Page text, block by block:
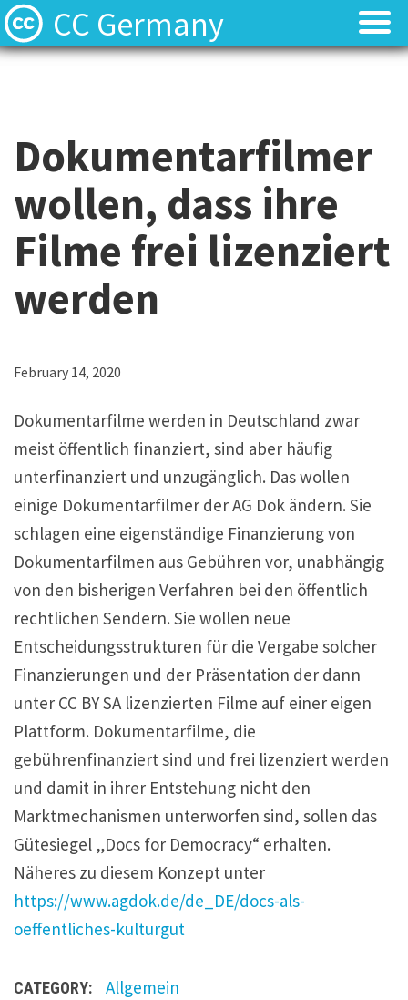
CC Germany
FAQ
⬈ Lizenzen
⬈ Urteilsdatenbank
FAQ
⬈ Lizenzen
⬈ Urteilsdatenbank
Dokumentarfilmer
wollen, dass ihre
Filme frei lizenziert
werden
February 14, 2020
Dokumentarfilme werden in Deutschland zwar
meist öffentlich finanziert, sind aber häufig
unterfinanziert und unzugänglich. Das wollen
einige Dokumentarfilmer der AG Dok ändern. Sie
schlagen eine eigenständige Finanzierung von
Dokumentarfilmen aus Gebühren vor, unabhängig
von den bisherigen Verfahren bei den öffentlich
rechtlichen Sendern. Sie wollen neue
Entscheidungsstrukturen für die Vergabe solcher
Finanzierungen und der Präsentation der dann
unter CC BY SA lizenzierten Filme auf einer eigen
Plattform. Dokumentarfilme, die
gebührenfinanziert sind und frei lizenziert werden
und damit in ihrer Entstehung nicht den
Marktmechanismen unterworfen sind, sollen das
Gütesiegel „Docs for Democracy“ erhalten.
Näheres zu diesem Konzept unter
https://www.agdok.de/de_DE/docs-als-
oeffentliches-kulturgut
CATEGORY: Allgemein